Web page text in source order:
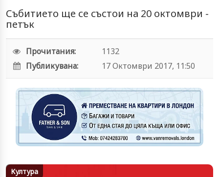
Събитието ще се състои на 20 октомври -
петък
Прочитания:
1132
Публикувана:
17 Октомври 2017, 11:50
Култура